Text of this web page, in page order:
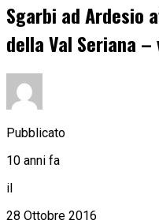
Sgarbi ad Ardesio
della Val Seriana –
Pubblicato
10 anni fa
il
28 Ottobre 2016